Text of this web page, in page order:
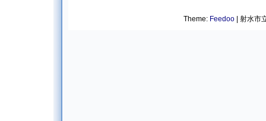
Theme: Feedoo| 射水市